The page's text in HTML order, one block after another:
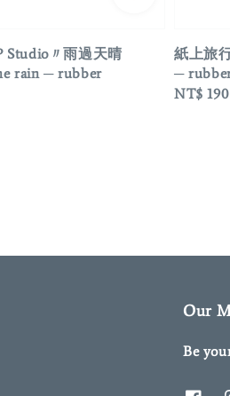
Studio〃雨過天晴
rain ─ rubber
紙上旅
─
Regular
NT$ 190
Our
Be